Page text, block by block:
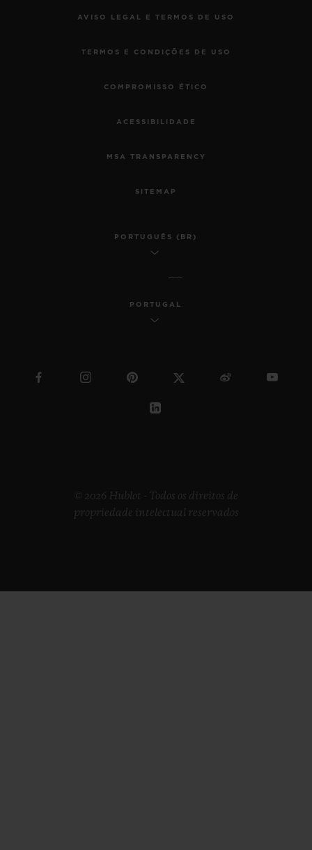
AVISO LEGAL E TERMOS DE USO
TERMOS E CONDIÇÕES DE USO
COMPROMISSO ÉTICO
ACESSIBILIDADE
MSA TRANSPARENCY
SITEMAP
PORTUGUÊS (BR)
PORTUGAL
© 2026 Hublot - Todos os direitos de
propriedade intelectual reservados